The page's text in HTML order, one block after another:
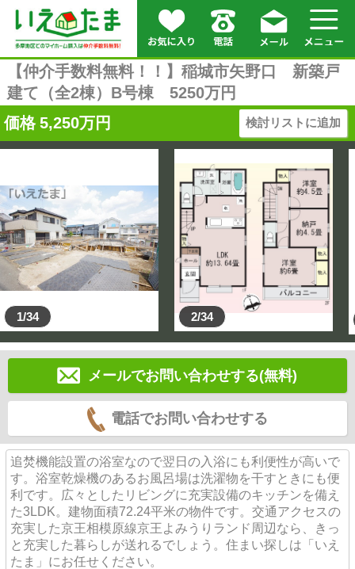
【仲介手数料無料！！】稲城市矢野口 新築戸
建て（全2棟）B号棟 5250万円
価格 5,250万円 検討リストに追加
1/34 2/34
メールでお問い合わせする(無料)
電話でお問い合わせする
追焚機能設置の浴室なので翌日の入浴にも利便性が高いで
す。浴室乾燥機のあるお風呂場は洗濯物を干すときにも便
利です。広々としたリビングに充実設備のキッチンを備え
た3LDK。建物面積72.24平米の物件です。交通アクセスの
充実した京王相模原線京王よみうりランド周辺なら、きっ
と充実した暮らしが送れるでしょう。住まい探しは「いえ
たま」にお任せください。